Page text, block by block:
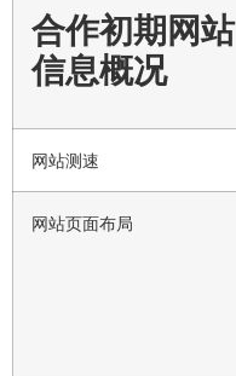
合作初期网站
信息概况
网站测速
网站页面布局